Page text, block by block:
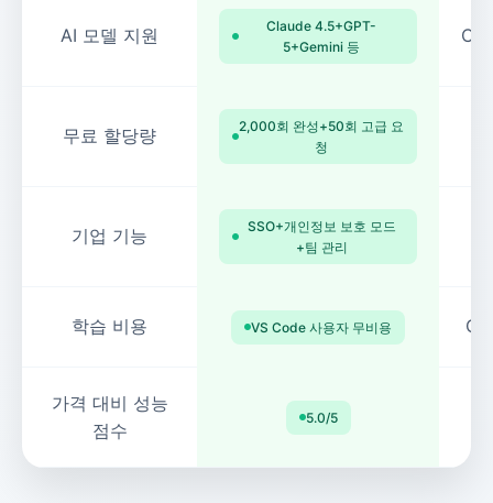
AI 모델 지원
Claude 4.5+GPT-
5+Gemini 등
무료 할당량
2,000회 완성+50회 고급 요
청
기업 기능
SSO+개인정보 보호 모드
+팀 관리
학습 비용 VS Code 사용자 무비용
가격 대비 성능
점수
5.0/5